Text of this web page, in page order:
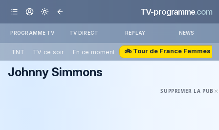
TV-programme.com
PROGRAMME TV TV DIRECT REPLAY NEWS
TNT TV ce soir En ce moment 🚲 Tour de France Femmes
Johnny Simmons
SUPPRIMER LA PUB